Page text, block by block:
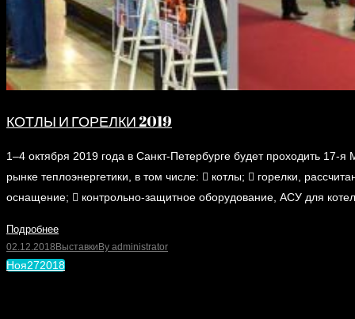
КОТЛЫ И ГОРЕЛКИ 2019
1–4 октября 2019 года в Санкт-Петербурге будет проходить
рынке теплоэнергетики, в том числе:  котлы;  горелки,
оснащение;  контрольно-защитное оборудование, АСУ для
Подробнее
02.12.2018 Выставки By administrator
Ноя272018